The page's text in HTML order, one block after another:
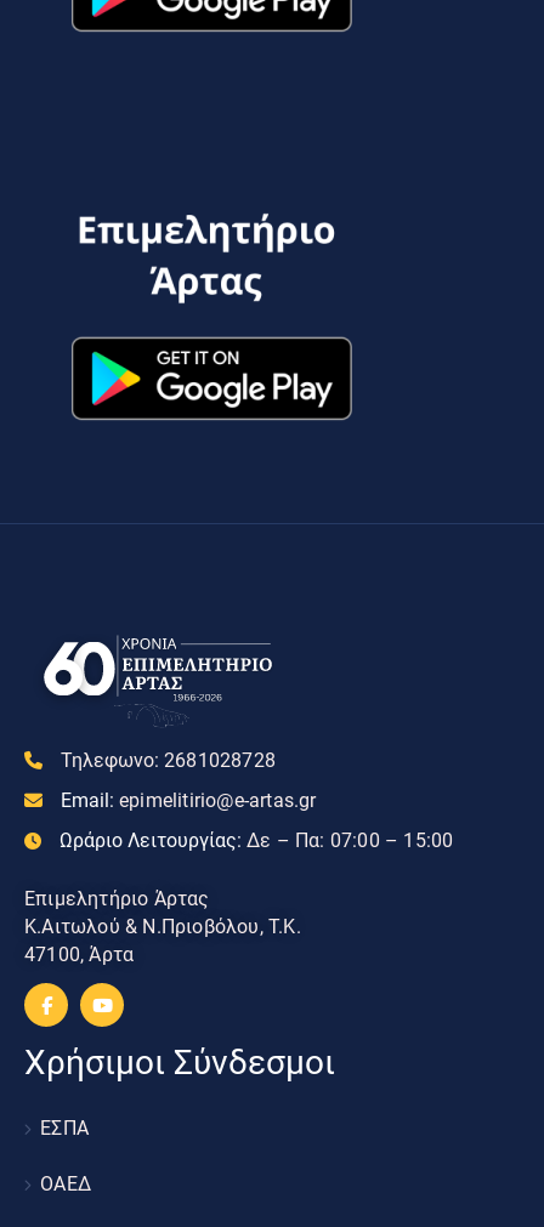
Τηλεφωνο: 2681028728
Email: epimelitirio@e-artas.gr
Ωράριο Λειτουργίας: Δε – Πα: 07:00 – 15:00
Επιμελητήριο Άρτας
Κ.Αιτωλού & Ν.Πριοβόλου, Τ.Κ.
47100, Άρτα
Χρήσιμοι Σύνδεσμοι
ΕΣΠΑ
ΟΑΕΔ